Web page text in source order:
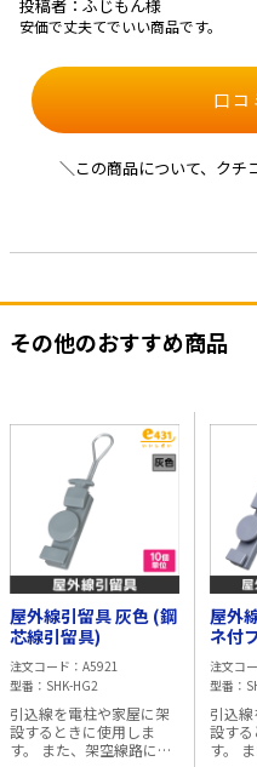
投稿者：ふじもん様
安価で丈夫てでいい商品です。
口コ
＼この商品について、クチ
その他のおすすめ商品
屋外線引留具 灰色 (鋼
芯線引留具)
注文コード
A5921
型番
SHK-HG2
引込線を電柱や家屋に架
設するときに使用しま
す。 また、架空線路にお
屋外
ネ付
注文コ
型番
引込
設する
す。